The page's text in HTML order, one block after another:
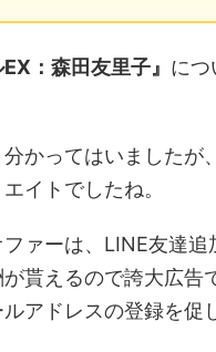
EX：森田友里子』 につ
かってはいましたが
イトでしたね。
ァーは、LINE友達追
貰えるので誇大広告
アドレスの登録を促